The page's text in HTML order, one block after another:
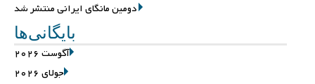
دومین مانگای ایرانی منتشر شد
بایگانی‌ها
آگوست 2026
جولای 2026